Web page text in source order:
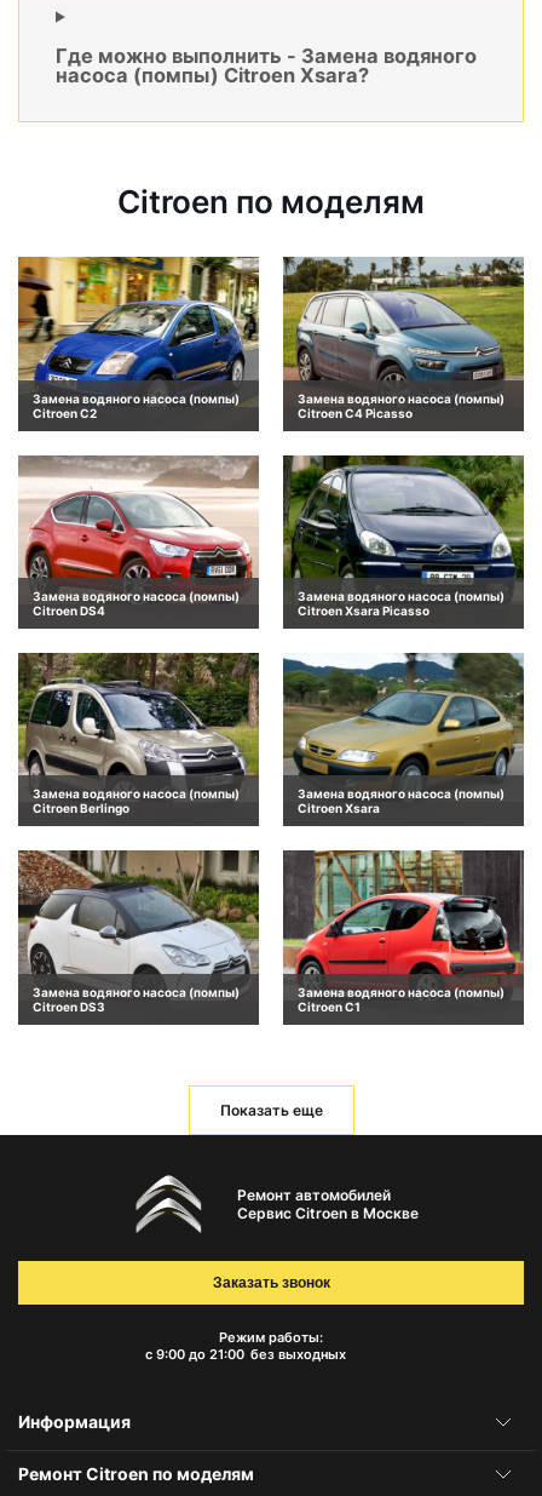
Где можно выполнить - Замена водяного
насоса (помпы) Citroen Xsara?
Citroen по моделям
Замена водяного насоса (помпы)
Citroen C2
Замена водяного насоса (помпы)
Citroen C4 Picasso
Замена водяного насоса (помпы)
Citroen DS4
Замена водяного насоса (помпы)
Citroen Xsara Picasso
Замена водяного насоса (помпы)
Citroen Berlingo
Замена водяного насоса (помпы)
Citroen Xsara
Замена водяного насоса (помпы)
Citroen DS3
Замена водяного насоса (помпы)
Citroen C1
Показать еще
Ремонт автомобилей
Сервис Citroen в Москве
Режим работы:
с 9:00 до 21:00 без выходных
Заказать звонок
Информация
Ремонт Citroen по моделям